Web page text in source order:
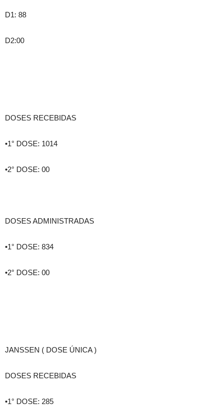
D1: 88
D2:00
DOSES RECEBIDAS
•1° DOSE: 1014
•2° DOSE: 00
DOSES ADMINISTRADAS
•1° DOSE: 834
•2° DOSE: 00
JANSSEN ( DOSE ÚNICA )
DOSES RECEBIDAS
•1° DOSE: 285